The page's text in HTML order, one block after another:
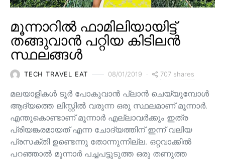
മൂന്നാറിൽ ഫാമിലിയായിട്ട്
തങ്ങുവാൻ പറ്റിയ കിടിലൻ
സ്ഥലങ്ങൾ
TECH TRAVEL EAT 08/01/2019 707 shares
മലയാളികൾ ടൂർ പോകുവാൻ പ്ലാൻ ചെയ്യുമ്പോൾ
ആദ്യത്തെ ലിസ്റ്റിൽ വരുന്ന ഒരു സ്ഥലമാണ് മൂന്നാർ.
എന്തുകൊണ്ടാണ് മൂന്നാർ എല്ലാവർക്കും ഇത്ര
പ്രിയങ്കരമായത് എന്ന ചോദ്യത്തിന് ഇന്ന് വലിയ
പ്രസക്തി ഉണ്ടെന്നു തോന്നുന്നില്ല. ഒറ്റവാക്കിൽ
പറഞ്ഞാൽ മൂന്നാർ പച്ചപട്ടുടുത്ത ഒരു തണുത്ത